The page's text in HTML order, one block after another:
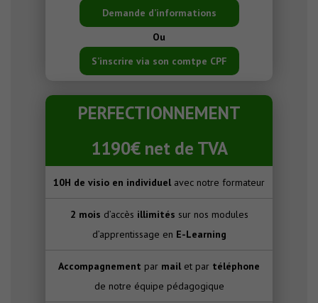
Demande d’informations
Ou
S’inscrire via son comtpe CPF
PERFECTIONNEMENT
1190€ net de TVA
10H de visio en individuel avec notre formateur
2 mois d’accès illimités sur nos modules
d’apprentissage en E-Learning
Accompagnement par mail et par téléphone
de notre équipe pédagogique